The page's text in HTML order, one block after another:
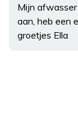
Mijn
aan, heb een
groetjes Ella